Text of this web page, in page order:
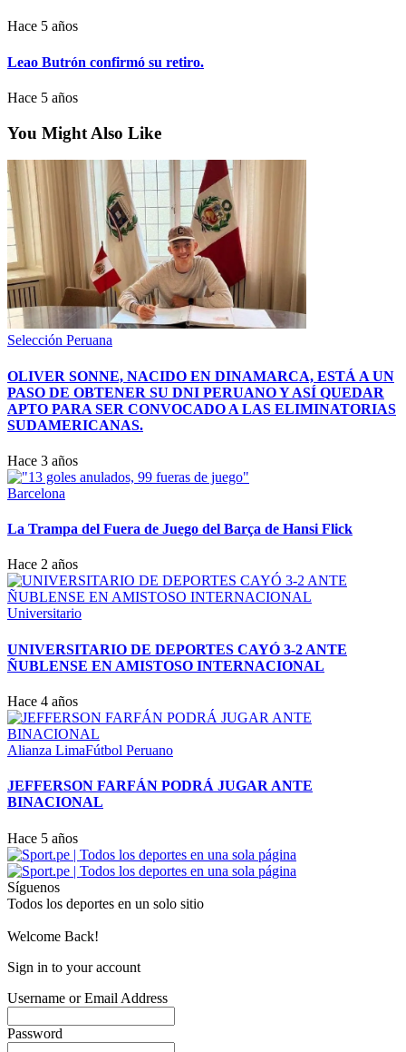
Hace 5 años
Leao Butrón confirmó su retiro.
Hace 5 años
You Might Also Like
Selección Peruana
OLIVER SONNE, NACIDO EN DINAMARCA, ESTÁ A UN
PASO DE OBTENER SU DNI PERUANO Y ASÍ QUEDAR
APTO PARA SER CONVOCADO A LAS ELIMINATORIAS
SUDAMERICANAS.
Hace 3 años
Barcelona
La Trampa del Fuera de Juego del Barça de Hansi Flick
Hace 2 años
Universitario
UNIVERSITARIO DE DEPORTES CAYÓ 3-2 ANTE
ÑUBLENSE EN AMISTOSO INTERNACIONAL
Hace 4 años
Alianza LimaFútbol Peruano
JEFFERSON FARFÁN PODRÁ JUGAR ANTE
BINACIONAL
Hace 5 años
Síguenos
Todos los deportes en un solo sitio
Welcome Back!
Sign in to your account
Username or Email Address
Password